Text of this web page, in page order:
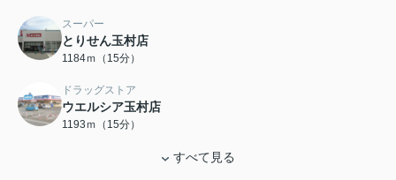
スーパー
とりせん玉村店
1184ｍ（15分）
ドラッグストア
ウエルシア玉村店
1193ｍ（15分）
すべて見る